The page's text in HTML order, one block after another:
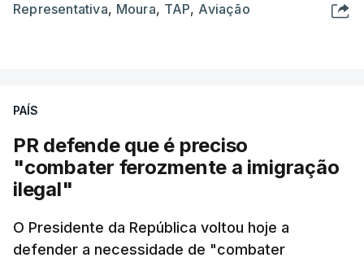
Representativa, Moura, TAP, Aviação
PAÍS
PR defende que é preciso
"combater ferozmente a imigração
ilegal"
O Presidente da República voltou hoje a
defender a necessidade de "combater